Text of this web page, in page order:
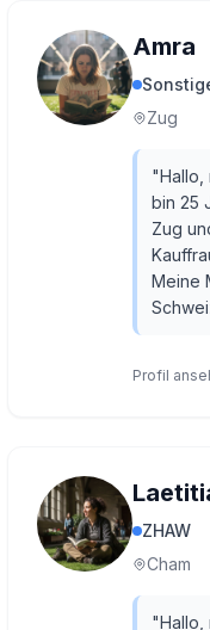
Amra
Zug
"Hallo,
bin 25
Zug
Meine
Profil
ZHAW
Cham
"Hallo,